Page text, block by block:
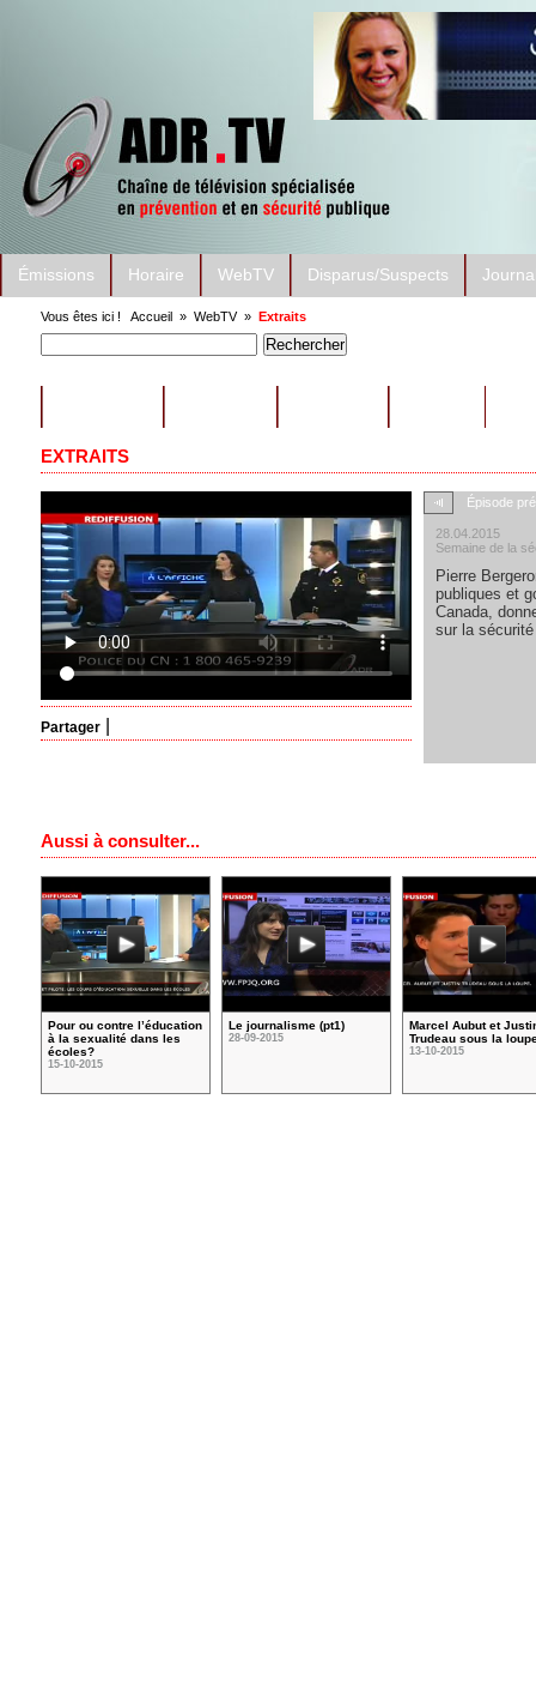
Émissions Horaire WebTV Disparus/Suspects
Vous êtes ici ! Accueil » WebTV» Extraits
EXTRAITS
Partager
Épisode
28.04.2015
Semaine de la
Pierre
publiques et
Canada,
sur la
Aussi à consulter...
Pour ou contre l’éducation
à la sexualité dans les
écoles?
15-10-2015
Le journalisme (pt1)
28-09-2015
Marcel Aubut et
Trudeau sous la
13-10-2015